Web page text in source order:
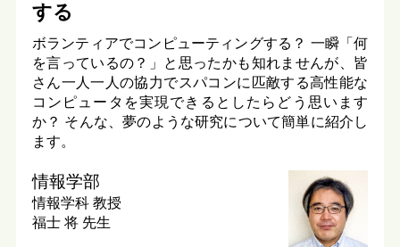
する
ボランティアでコンピューティングする？ 一瞬「何
を言っているの？」と思ったかも知れませんが、皆
さん一人一人の協力でスパコンに匹敵する高性能な
コンピュータを実現できるとしたらどう思います
か？ そんな、夢のような研究について簡単に紹介し
ます。
情報学部
情報学科 教授
福士 将 先生